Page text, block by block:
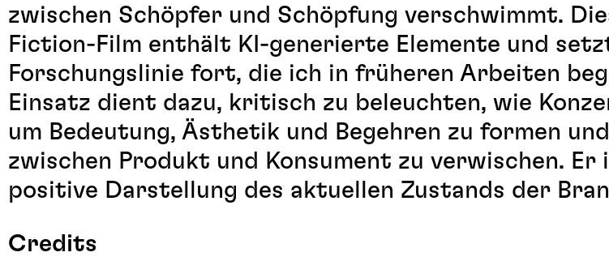
zwischen Schöpfer und Schöpfung verschwimmt.
Fiction-Film enthält KI-generierte Elemente und
Forschungslinie fort, die ich in früheren Arbeiten
Einsatz dient dazu, kritisch zu beleuchten, wie
um Bedeutung, Ästhetik und Begehren zu formen
zwischen Produkt und Konsument zu verwischen. Er
positive Darstellung des aktuellen Zustands der
Credits